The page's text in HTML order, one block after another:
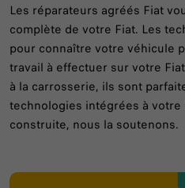
Les réparateurs agréés Fiat
complète de votre Fiat. Les
pour connaître votre véhicule
travail à effectuer sur votre
à la carrosserie, ils sont
technologies intégrées à votre
construite, nous la soutenons.